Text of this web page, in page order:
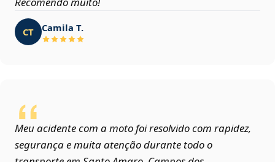
CT Camila T.
Meu acidente com a moto foi resolvido com rapidez,
segurança e muita atenção durante todo o